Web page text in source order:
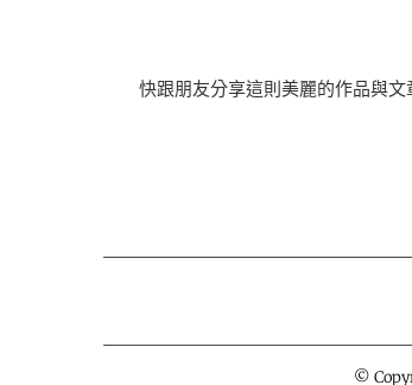
快跟朋友分享這則美麗的作品與文
©